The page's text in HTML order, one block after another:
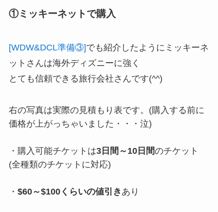
①ミッキーネットで購入
[WDW&DCL準備③]でも紹介したようにミッキーネ
ットさんは海外ディズニーに強く
とても信頼できる旅行会社さんです(^^)
右の写真は実際の見積もり表です。(購入する前に
価格が上がっちゃいました・・・泣)
・購入可能チケットは3日間～10日間のチケット
(全種類のチケットに対応)
・ $60～$100くらいの値引き あり